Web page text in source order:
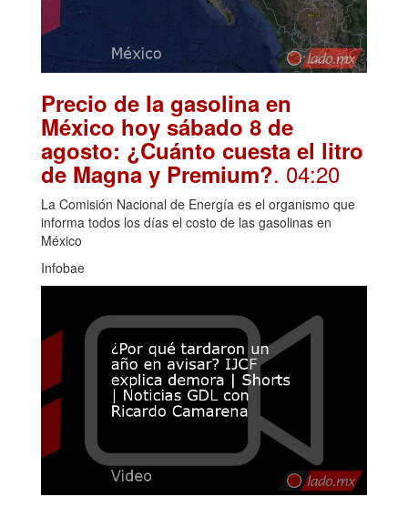
Precio de la gasolina en
México hoy sábado 8 de
agosto: ¿Cuánto cuesta el litro
de Magna y Premium?. 04:20
La Comisión Nacional de Energía es el organismo que
informa todos los días el costo de las gasolinas en
México
Infobae